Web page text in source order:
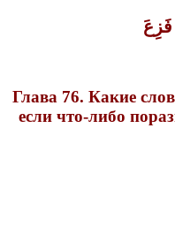
فَزِعَ
Глава 76. Какие
если что-либо